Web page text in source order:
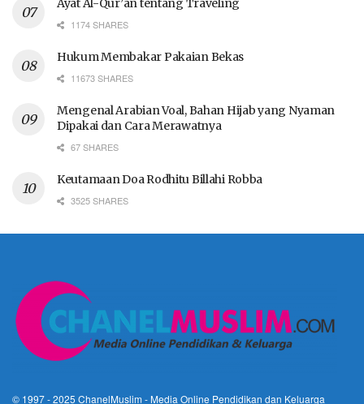
Ayat Al-Qur’an tentang Traveling
1174 SHARES
Hukum Membakar Pakaian Bekas
11673 SHARES
Mengenal Arabian Voal, Bahan Hijab yang Nyaman
Dipakai dan Cara Merawatnya
67 SHARES
Keutamaan Doa Rodhitu Billahi Robba
3525 SHARES
© 1997 - 2025 ChanelMuslim - Media Online Pendidikan dan Keluarga